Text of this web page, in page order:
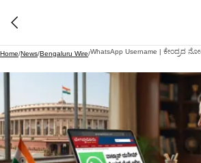
Home/News/Bengaluru Wire/